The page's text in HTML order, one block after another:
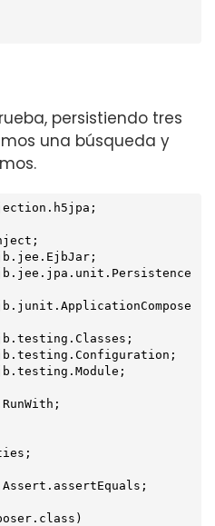
persistiendo tres
una búsqueda y